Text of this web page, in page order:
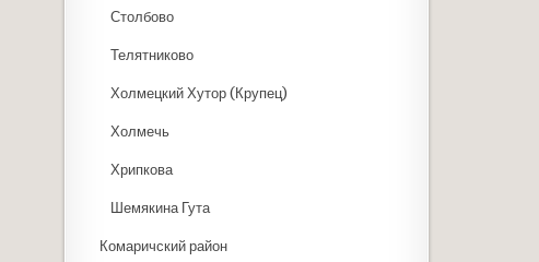
Столбово
Телятниково
Холмецкий Хутор (Крупец)
Холмечь
Хрипкова
Шемякина Гута
Комаричский район